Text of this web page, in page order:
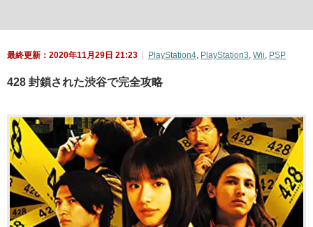
最終更新：2020年11月29日 21:23 PlayStation4, PlayStation3, Wii, PSP
428 封鎖された渋谷で完全攻略